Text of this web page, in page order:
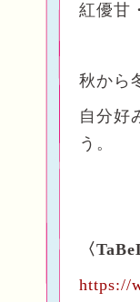
紅優甘
秋から
自分好
う。
〈
https://